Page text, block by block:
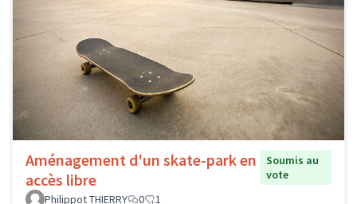
Aménagement d'un skate-park en
accès libre
Soumis au
vote
Philippot THIERRY
0 1